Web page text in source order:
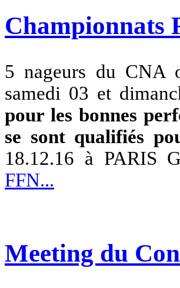
Championnats
5 nageurs du CNA
samedi 03 et
pour les bonnes
se sont qualifiés
18.12.16 à PARIS
FFN...
Meeting du